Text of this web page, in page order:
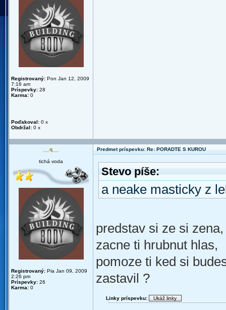
Registrovaný: Pon Jan 12, 2009
7:16 am
Príspevky: 28
Karma: 0
Poďakoval: 0 x
Obdržal: 0 x
__q__ Predmet príspevku: Re: PORADTE S KUROU
tichá voda
Registrovaný: Pia Jan 09, 2009
2:26 pm
Príspevky: 26
Karma: 0
Stevo píše:
a neake masticky z
predstav si ze si
zacne ti hrubnut hlas,
pomoze ti ked si
zastavil ?
Linky príspevku: